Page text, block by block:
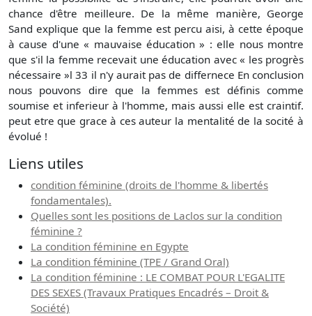
chance d'être meilleure. De la même manière, George
Sand explique que la femme est percu aisi, à cette époque
à cause d'une « mauvaise éducation » : elle nous montre
que s'il la femme recevait une éducation avec « les progrès
nécessaire »l 33 il n'y aurait pas de differnece En conclusion
nous pouvons dire que la femmes est définis comme
soumise et inferieur à l'homme, mais aussi elle est craintif.
peut etre que grace à ces auteur la mentalité de la socité à
évolué !
Liens utiles
condition féminine (droits de l'homme & libertés
fondamentales).
Quelles sont les positions de Laclos sur la condition
féminine ?
La condition féminine en Egypte
La condition féminine (TPE / Grand Oral)
La condition féminine : LE COMBAT POUR L'EGALITE
DES SEXES (Travaux Pratiques Encadrés – Droit &
Société)